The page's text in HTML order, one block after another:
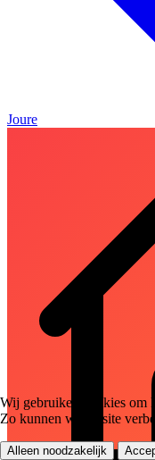
Joure
Wij gebruiken cookies om
Zo kunnen we de site
Alleen noodzakelijk